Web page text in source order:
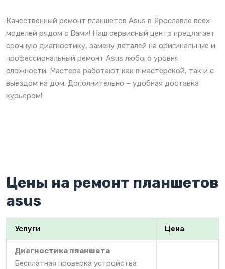
Качественный ремонт планшетов Asus в Ярославле всех
моделей рядом с Вами! Наш сервисный центр предлагает
срочную диагностику, замену деталей на оригинальные и
профессиональный ремонт Asus любого уровня
сложности. Мастера работают как в мастерской, так и с
выездом на дом. Дополнительно – удобная доставка
курьером!
Цены на ремонт планшетов
asus
Услуги Цена
Диагностика планшета
Бесплатная проверка устройства